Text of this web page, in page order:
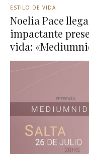
ESTILO DE VIDA
Noelia Pace
impactante
vida: